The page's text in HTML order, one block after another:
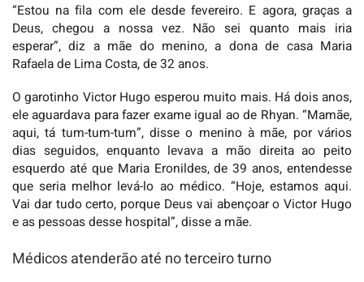
“Estou na fila com ele desde fevereiro. E agora, graças a
Deus, chegou a nossa vez. Não sei quanto mais iria
esperar”, diz a mãe do menino, a dona de casa Maria
Rafaela de Lima Costa, de 32 anos.
O garotinho Victor Hugo esperou muito mais. Há dois anos,
ele aguardava para fazer exame igual ao de Rhyan. “Mamãe,
aqui, tá tum-tum-tum”, disse o menino à mãe, por vários
dias seguidos, enquanto levava a mão direita ao peito
esquerdo até que Maria Eronildes, de 39 anos, entendesse
que seria melhor levá-lo ao médico. “Hoje, estamos aqui.
Vai dar tudo certo, porque Deus vai abençoar o Victor Hugo
e as pessoas desse hospital”, disse a mãe.
Médicos atenderão até no terceiro turno